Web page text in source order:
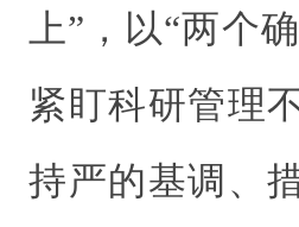
上”，以“两个
紧盯科研管理
持严的基调、